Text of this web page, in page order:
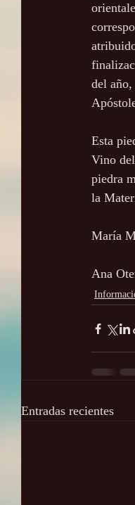
del
Esta
Vino
piedra
la
María
Ana
Entradas recientes